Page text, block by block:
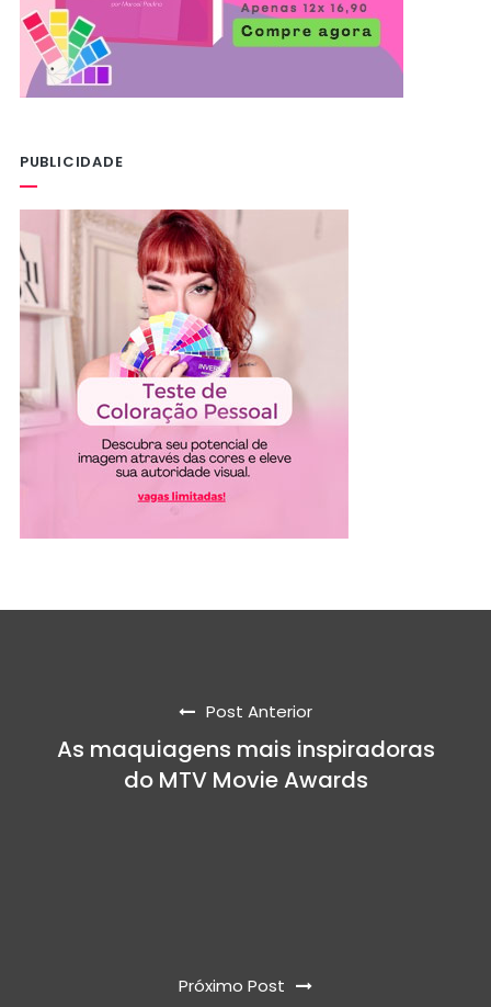
PUBLICIDADE
Post Anterior
As maquiagens mais inspiradoras
do MTV Movie Awards
Próximo Post